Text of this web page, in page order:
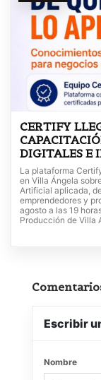
CERTIFY
DIGITALES E
La plataforma
en Villa Ángela
Artificial aplicada,
emprendedores y
agosto a las 19
Producción de Villa
Escribir
Nombre